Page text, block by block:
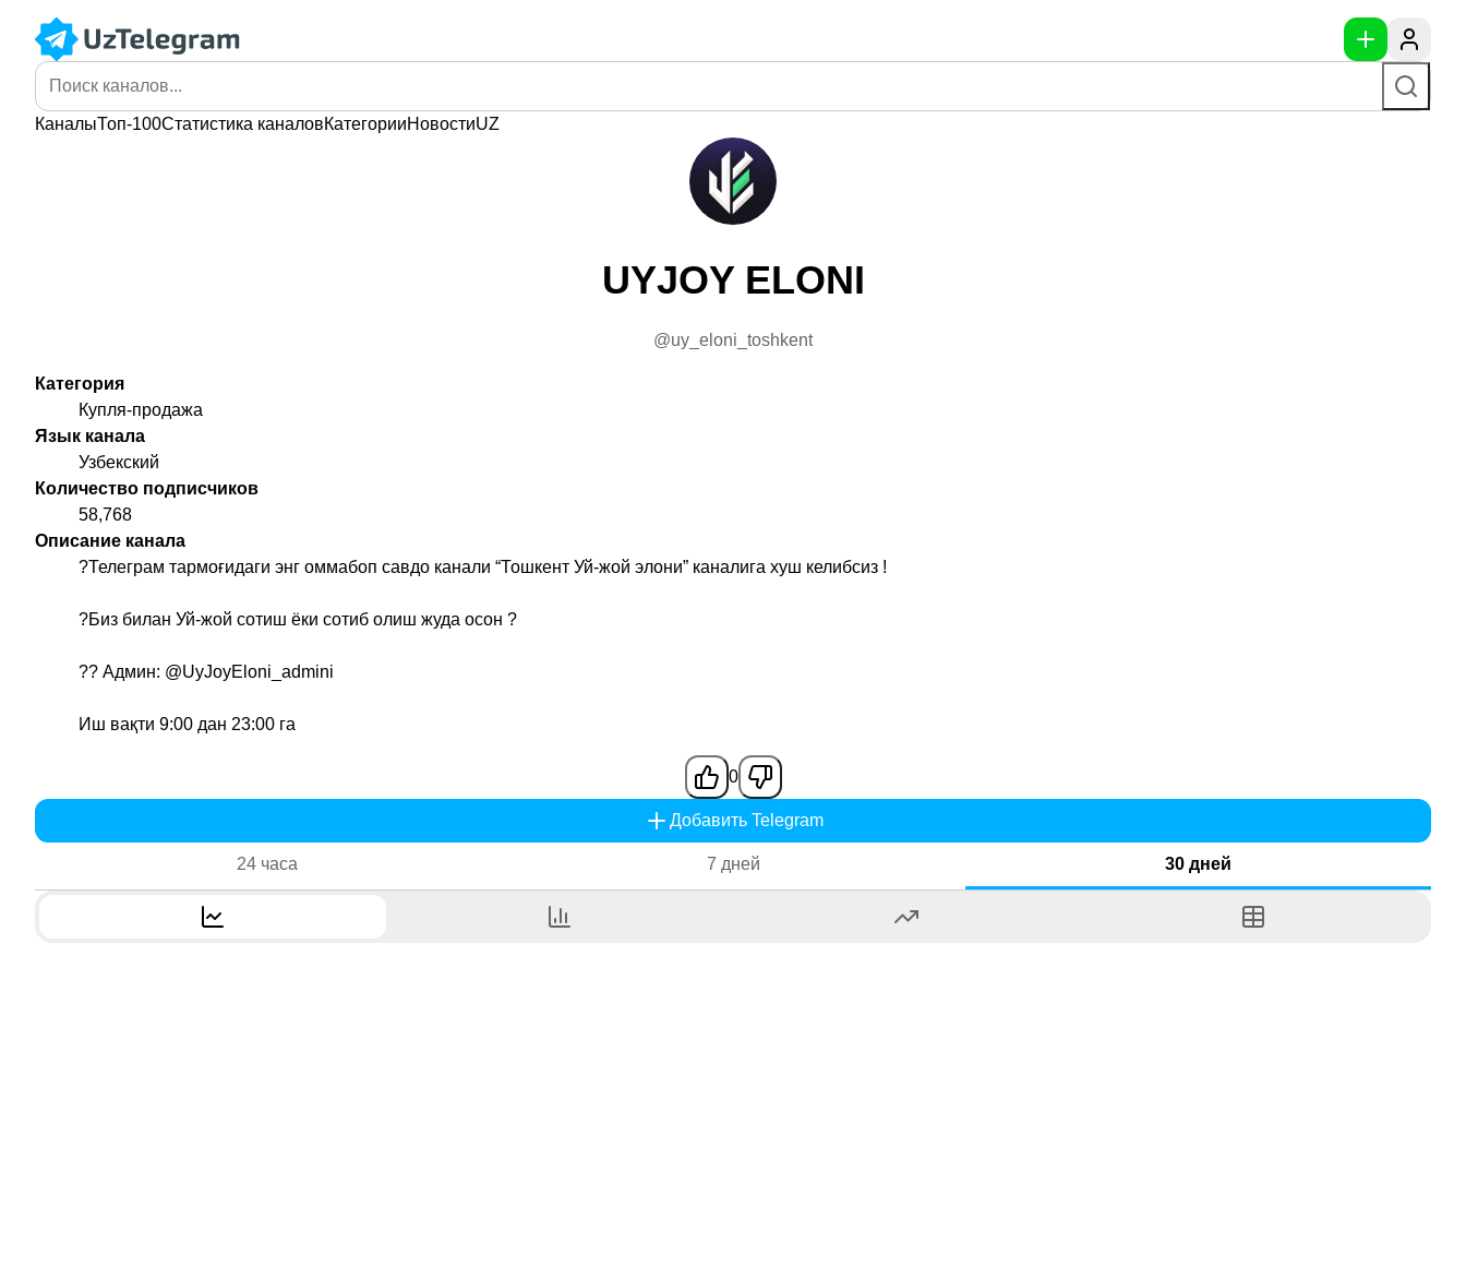
КаналыТоп-100Статистика каналовКатегорииНовостиUZ
UYJOY ELONI
@uy_eloni_toshkent
Категория
Купля-продажа
Язык канала
Узбекский
Количество подписчиков
58,768
Описание канала
?Телеграм тармоғидаги энг оммабоп савдо канали “Тошкент Уй-жой элони” каналига хуш келибсиз !
?Биз билан Уй-жой сотиш ёки сотиб олиш жуда осон ?
?‍? Админ: @UyJoyEloni_admini
Иш вақти 9:00 дан 23:00 га
0
Добавить Telegram
24 часа 7 дней 30 дней